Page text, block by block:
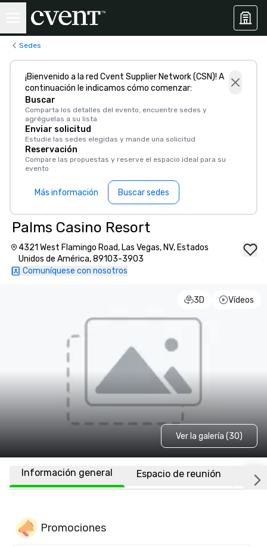
Sedes
¡Bienvenido a la red Cvent Supplier Network (CSN)! A
continuación le indicamos cómo comenzar:
Buscar
Comparta los detalles del evento, encuentre sedes y
agréguelas a su lista
Enviar solicitud
Estudie las sedes elegidas y mande una solicitud
Reservación
Compare las propuestas y reserve el espacio ideal para su
evento
Más información Buscar sedes
Palms Casino Resort
4321 West Flamingo Road, Las Vegas, NV, Estados
Unidos de América, 89103-3903
Comuníquese con nosotros
3D Vídeos
Ver la galería (30)
Información general Espacio de reunión
Promociones